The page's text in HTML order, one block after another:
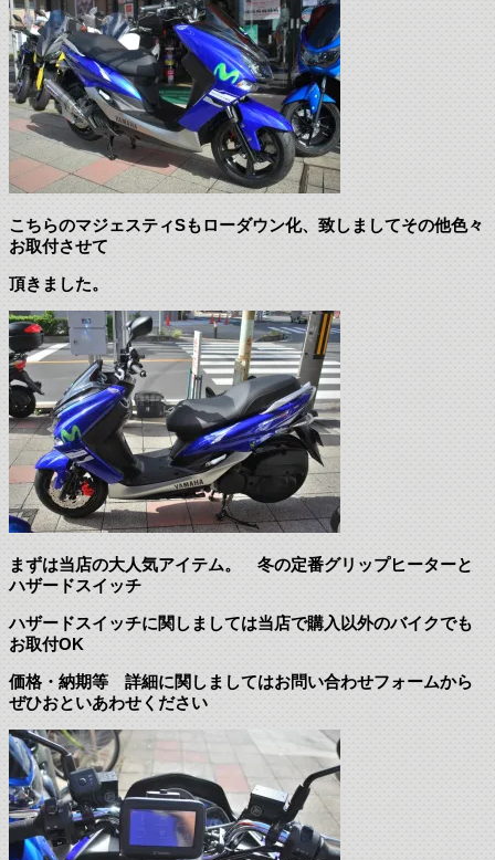
こちらのマジェスティSもローダウン化、致しましてその他色々
お取付させて
頂きました。
まずは当店の大人気アイテム。 冬の定番グリップヒーターと
ハザードスイッチ
ハザードスイッチに関しましては当店で購入以外のバイクでも
お取付OK
価格・納期等 詳細に関しましてはお問い合わせフォームから
ぜひおといあわせください